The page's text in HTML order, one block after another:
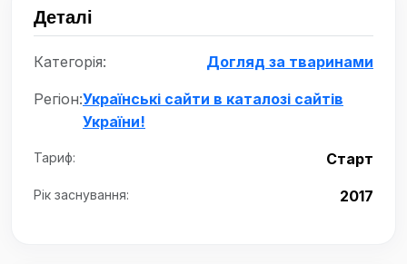
Деталі
Категорія: Догляд за тваринами
Регіон:Українські сайти в каталозі сайтів
України!
Тариф: Старт
Рік заснування: 2017